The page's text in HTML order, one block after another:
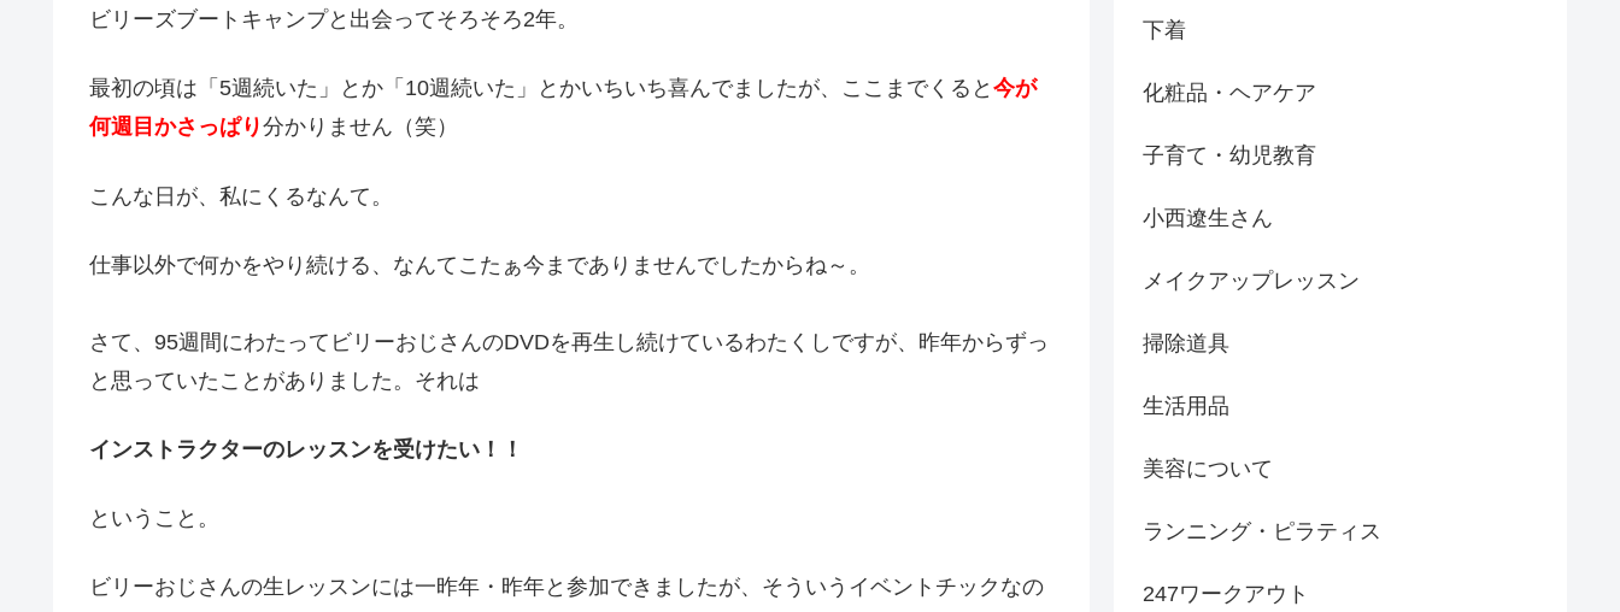
ビリーズブートキャンプと出会ってそろそろ2年。
最初の頃は「5週続いた」とか「10週続いた」とかいちいち喜んでましたが、ここまでくると 今が
何週目かさっぱり分かりません（笑）
こんな日が、私にくるなんて。
仕事以外で何かをやり続ける、なんてこたぁ今までありませんでしたからね～。
さて、95週間にわたってビリーおじさんのDVDを再生し続けているわたくしですが、昨年からずっ
と思っていたことがありました。それは
インストラクターのレッスンを受けたい！！
ということ。
ビリーおじさんの生レッスンには一昨年・昨年と参加できましたが、そういうイベントチックなの
下着
化粧品・ヘアケア
子育て・幼児教育
小西遼生さん
メイクアップレッスン
掃除道具
生活用品
美容について
ランニング・ピラティス
247ワークアウト